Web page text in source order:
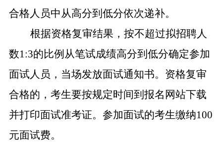
合格人员中从高分到低分依次递补。
根据资格复审结果，按不超过拟招聘人
数1:3的比例从笔试成绩高分到低分确定参加
面试人员，当场发放面试通知书。资格复审
合格的，考生要按规定时间到报名网站下载
并打印面试准考证。参加面试的考生缴纳100
元面试费。